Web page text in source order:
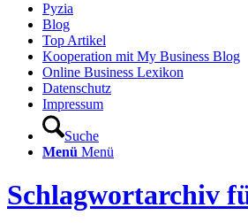
Pyzia
Blog
Top Artikel
Kooperation mit My Business Blog
Online Business Lexikon
Datenschutz
Impressum
Suche
Menü Menü
Schlagwortarchiv